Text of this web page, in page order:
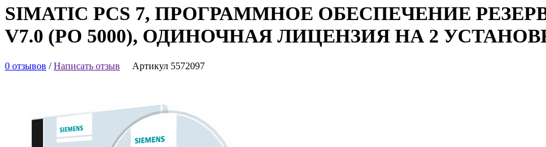
SIMATIC PCS 7, ПРОГРАММНОЕ ОБЕСПЕЧЕНИЕ
V7.0 (PO 5000), ОДИНОЧНАЯ ЛИЦЕНЗИЯ НА 2
0 отзывов /Написать отзыв Артикул 5572097